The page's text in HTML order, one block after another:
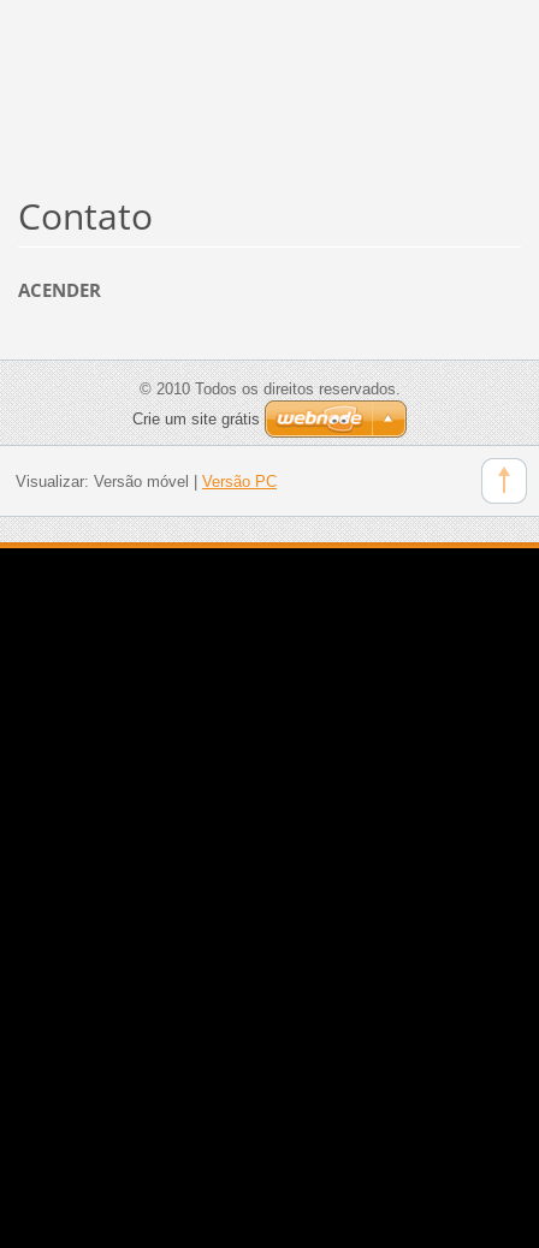
Contato
ACENDER
© 2010 Todos os direitos reservados.
Crie um site grátis
Visualizar: Versão móvel Versão PC